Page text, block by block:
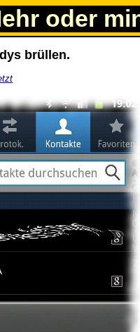
oder
brüllen.